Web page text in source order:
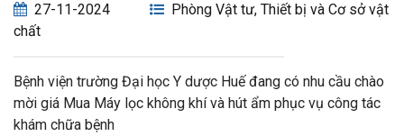
27-11-2024
Phòng Vật tư, Thiết bị và Cơ sở vật
chất
Bệnh viện trường Đại học Y dược Huế đang có nhu cầu chào
mời giá Mua Máy lọc không khí và hút ẩm phục vụ công tác
khám chữa bệnh